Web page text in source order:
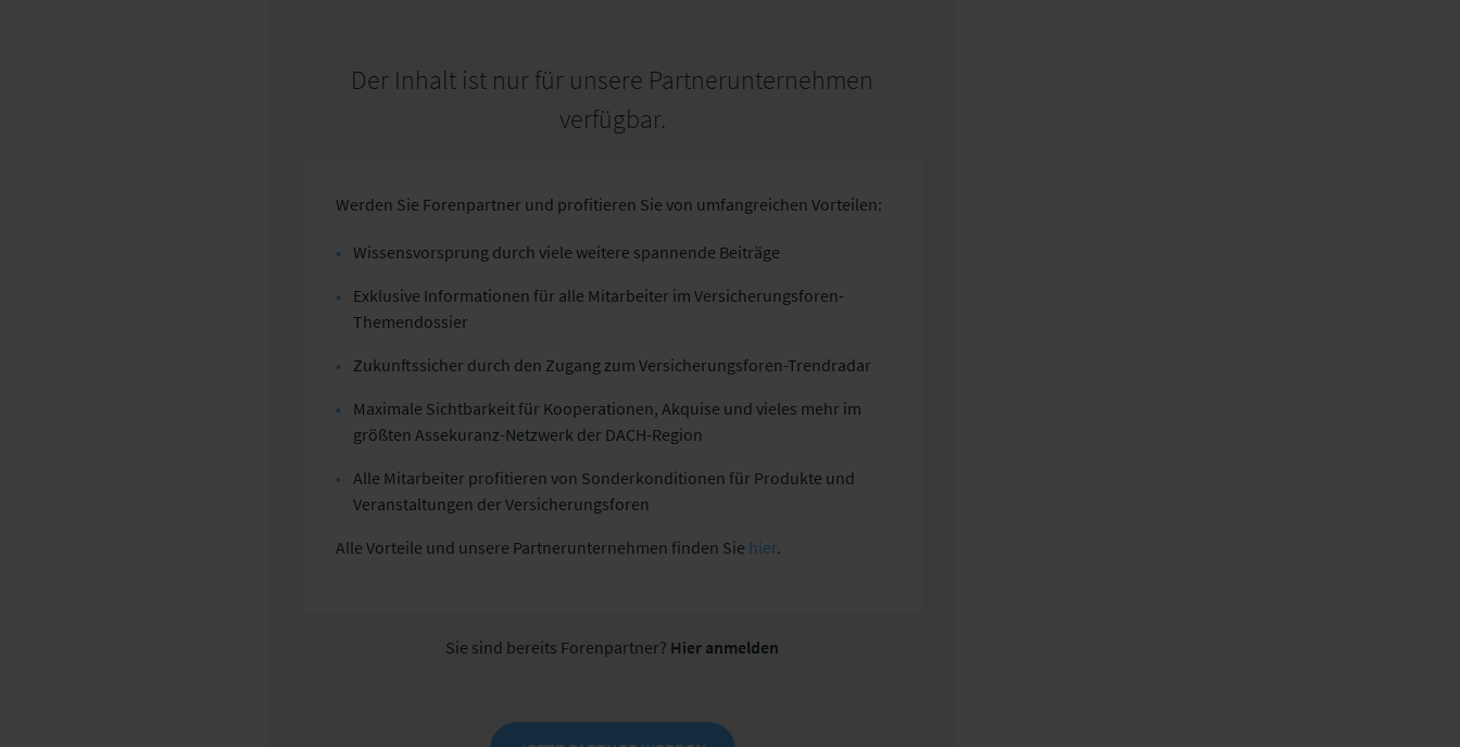
Der Inhalt ist nur für unsere Partnerunternehmen
verfügbar.
Werden Sie Forenpartner und profitieren Sie von umfangreichen Vorteilen:
Wissensvorsprung durch viele weitere spannende Beiträge
Exklusive Informationen für alle Mitarbeiter im Versicherungsforen-
Themendossier
Zukunftssicher durch den Zugang zum Versicherungsforen-Trendradar
Maximale Sichtbarkeit für Kooperationen, Akquise und vieles mehr im
größten Assekuranz-Netzwerk der DACH-Region
Alle Mitarbeiter profitieren von Sonderkonditionen für Produkte und
Veranstaltungen der Versicherungsforen
Alle Vorteile und unsere Partnerunternehmen finden Sie hier.
Sie sind bereits Forenpartner? Hier anmelden